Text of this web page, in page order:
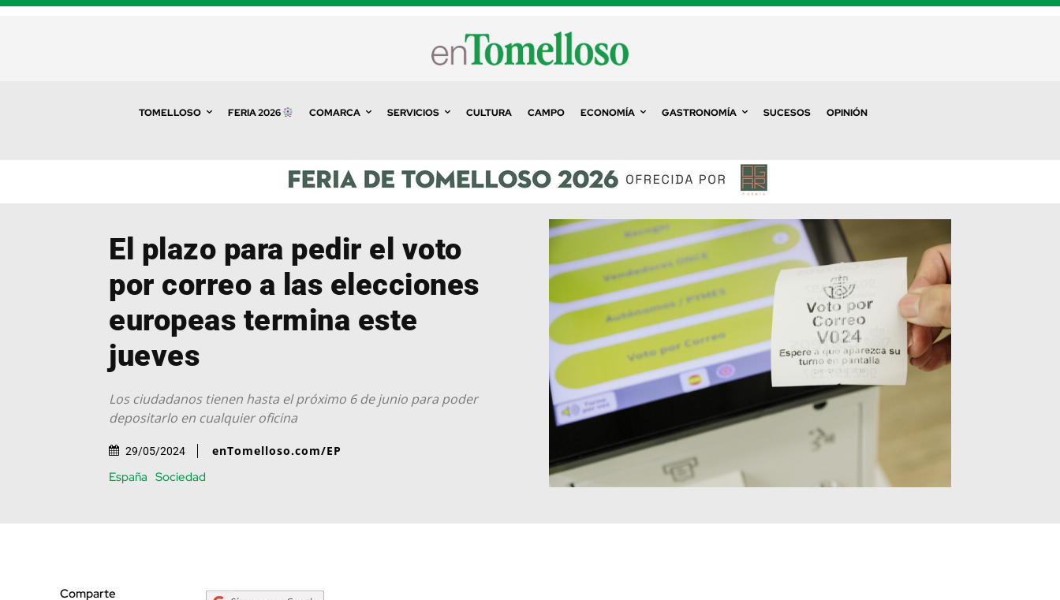
TOMELLOSO FERIA 2026 COMARCA SERVICIOS CULTURA CAMPO ECONOMÍA GASTRONOMÍA SUCESOS OPINIÓN
El plazo para pedir el voto
por correo a las elecciones
europeas termina este
jueves
Los ciudadanos tienen hasta el próximo 6 de junio para poder
depositarlo en cualquier oficina
29/05/2024 enTomelloso.com/EP
España Sociedad
Comparte